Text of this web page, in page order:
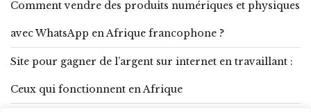
Comment vendre des produits numériques et physiques
avec WhatsApp en Afrique francophone ?
Site pour gagner de l’argent sur internet en travaillant :
Ceux qui fonctionnent en Afrique